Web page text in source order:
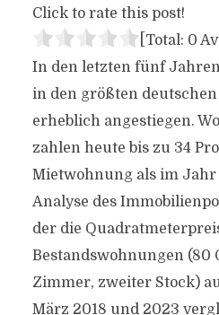
Click to rate this post!
[Total: 0
In den letzten fünf
in den größten
erheblich angestiegen.
zahlen heute bis zu 34
Mietwohnung als im Jahr
Analyse des
der die
Bestandswohnungen (80
Zimmer, zweiter Stock)
März 2018 und 2023